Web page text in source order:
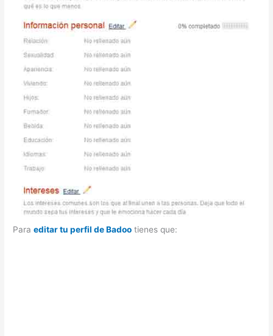
Paraeditar tu perfil de Badoo tienes que: